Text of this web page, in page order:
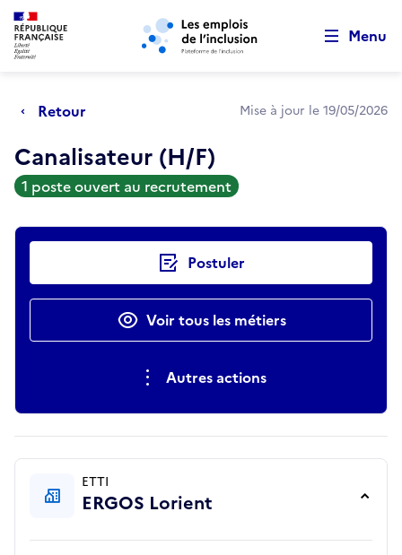
Aller au menu principal Aller au contenu principal
Menu
Retour Mise à jour le 19/05/2026
Canalisateur (H/F)
1 poste ouvert au recrutement
Actions rapides Postuler
Voir tous les métiers
Autres actions
ETTI
ERGOS Lorient
Retour au début de la page
Panneau de gestion des cookies